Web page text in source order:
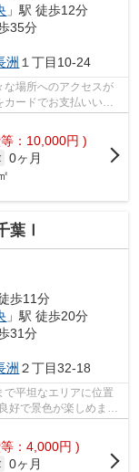
」駅 徒歩12分
35分
洲 １丁目10-24
場所へのアクセスが
カードでお支払いいた
：10,000円 )
0ヶ月
葉Ⅰ
歩11分
」駅 徒歩20分
31分
洲 ２丁目32-18
で平坦なエリアに位置
好で景色が楽しめま
：4,000円 )
0ヶ月